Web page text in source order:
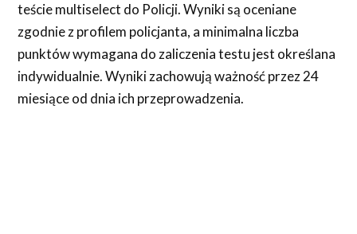
teście multiselect do Policji. Wyniki są oceniane
zgodnie z profilem policjanta, a minimalna liczba
punktów wymagana do zaliczenia testu jest określana
indywidualnie. Wyniki zachowują ważność przez 24
miesiące od dnia ich przeprowadzenia.